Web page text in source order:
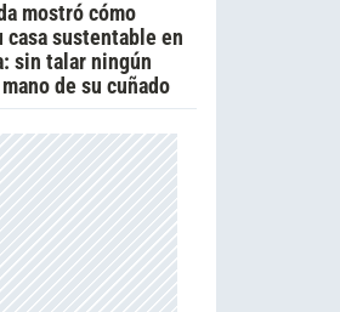
mostró cómo
casa sustentable en
sin talar ningún
de su cuñado